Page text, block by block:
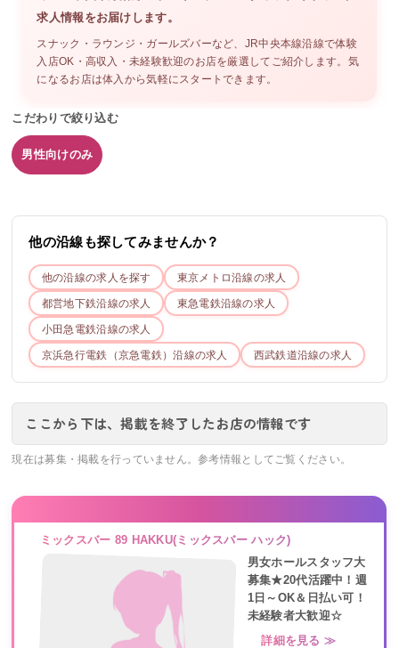
求人情報をお届けします。
スナック・ラウンジ・ガールズバーなど、 JR中央本線沿線で体験
入店OK・高収入・未経験歓迎のお店を厳選してご紹介します。気
になるお店は体入から気軽にスタートできます。
こだわりで絞り込む
男性向けのみ
他の沿線も探してみませんか？
他の沿線の求人を探す 東京メトロ沿線の求人
都営地下鉄沿線の求人 東急電鉄沿線の求人
小田急電鉄沿線の求人
京浜急行電鉄（京急電鉄）沿線の求人 西武鉄道沿線の求人
ここから下は、掲載を終了したお店の情報です
現在は募集・掲載を行っていません。参考情報としてご覧ください。
ミックスバー 89 HAKKU(ミックスバー ハック)
男女ホールスタッフ大
募集★20代活躍中！週
1日～OK＆日払い可！
未経験者大歓迎☆
詳細を見る ≫